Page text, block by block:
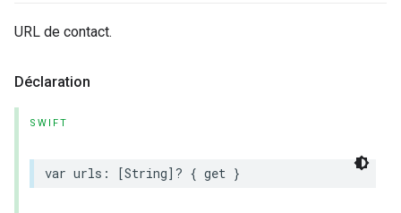
URL de contact.
Déclaration
SWIFT
var urls : [String]? { get }